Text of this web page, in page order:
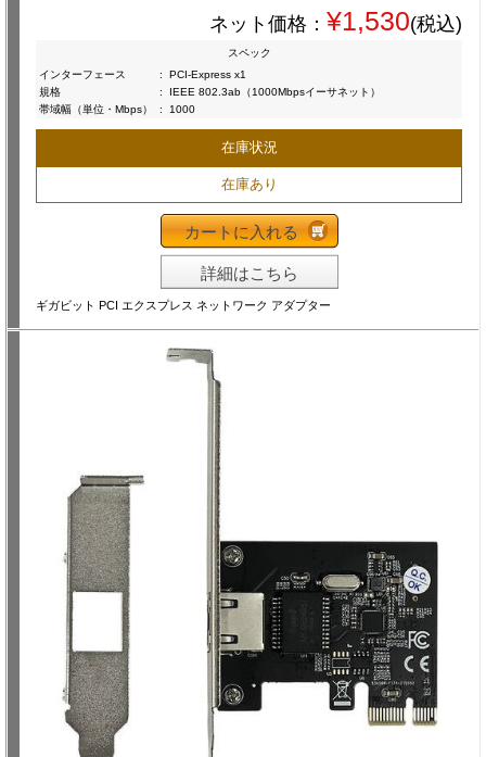
ネット価格： ¥1,530(税込)
スペック
インターフェース
:
PCI-Express x1
規格
:
IEEE 802.3ab（1000Mbpsイーサネット）
帯域幅（単位・Mbps）
: 1000
在庫状況
在庫あり
カートに入れる
詳細はこちら
ギガビット PCI エクスプレス ネットワーク アダプター